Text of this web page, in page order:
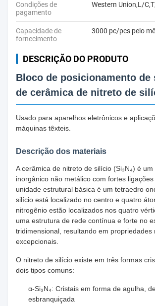
Condições de
pagamento
Western Union,L/
Capacidade de
fornecimento
3000 pc/pcs pelo
DESCRIÇÃO DO PRODUTO
Bloco de posicionamento de
de cerâmica de nitreto de
Usado para aparelhos eletrônicos e
máquinas têxteis.
Descrição dos materiais
A cerâmica de nitreto de silício (Si₃N₄) é
inorgânico não metálico com fortes
unidade estrutural básica é um tetraedro
silício está localizado no centro e quatro
nitrogênio estão localizados nos quatro
uma estrutura de rede contínua e forte no
tridimensional, resultando em propriedades
excepcionais.
O nitreto de silício existe em três formas
dois tipos comuns:
α-Si₃N₄: Cristais em forma de agulha,
esbranquiçada